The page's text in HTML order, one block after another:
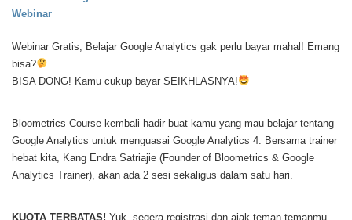
Webinar
Webinar Gratis, Belajar Google Analytics gak perlu bayar mahal! Emang
bisa?
BISA DONG! Kamu cukup bayar SEIKHLASNYA!
Bloometrics Course kembali hadir buat kamu yang mau belajar tentang
Google Analytics untuk menguasai Google Analytics 4. Bersama trainer
hebat kita, Kang Endra Satriajie (Founder of Bloometrics & Google
Analytics Trainer), akan ada 2 sesi sekaligus dalam satu hari.
KUOTA TERBATAS! Yuk, segera registrasi dan ajak teman-temanmu,